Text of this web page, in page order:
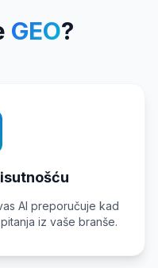
GEO?
AI preporučuje kad
iz vaše branše.